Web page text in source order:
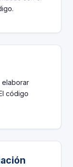
elaborar
código